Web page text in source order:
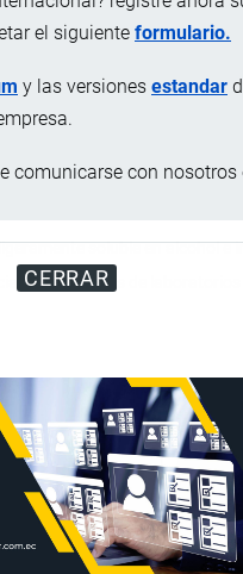
el siguiente formulario.
y las versiones estandar
comunicarse con nosotros
CERRAR
soluble en alcohol e
Para pruebas de